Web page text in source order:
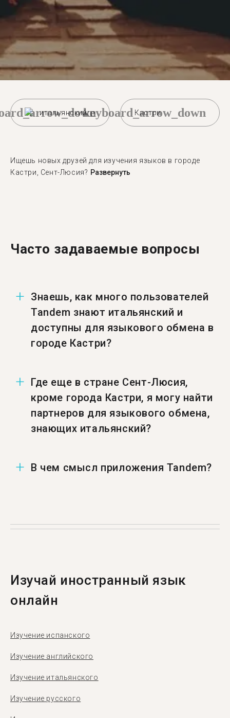
итальянский Кастри
keyboard_arrow_down
Ищешь новых друзей для изучения языков в городе
Кастри, Сент-Люсия? Развернуть
Часто задаваемые вопросы
Знаешь, как много пользователей
Tandem знают итальянский и
доступны для языкового обмена в
городе Кастри?
знающих итальянский и доступных для
языкового обмена — 1 369.
Где еще в стране Сент-Люсия,
кроме города Кастри, я могу найти
партнеров для языкового обмена,
знающих итальянский?
знающих итальянский, в этих городах:
В чем смысл приложения Tandem?
друга своим родным языкам. Ежемесячно в
Изучай иностранный язык
онлайн
Изучение испанского
Изучение английского
Изучение итальянского
Изучение русского